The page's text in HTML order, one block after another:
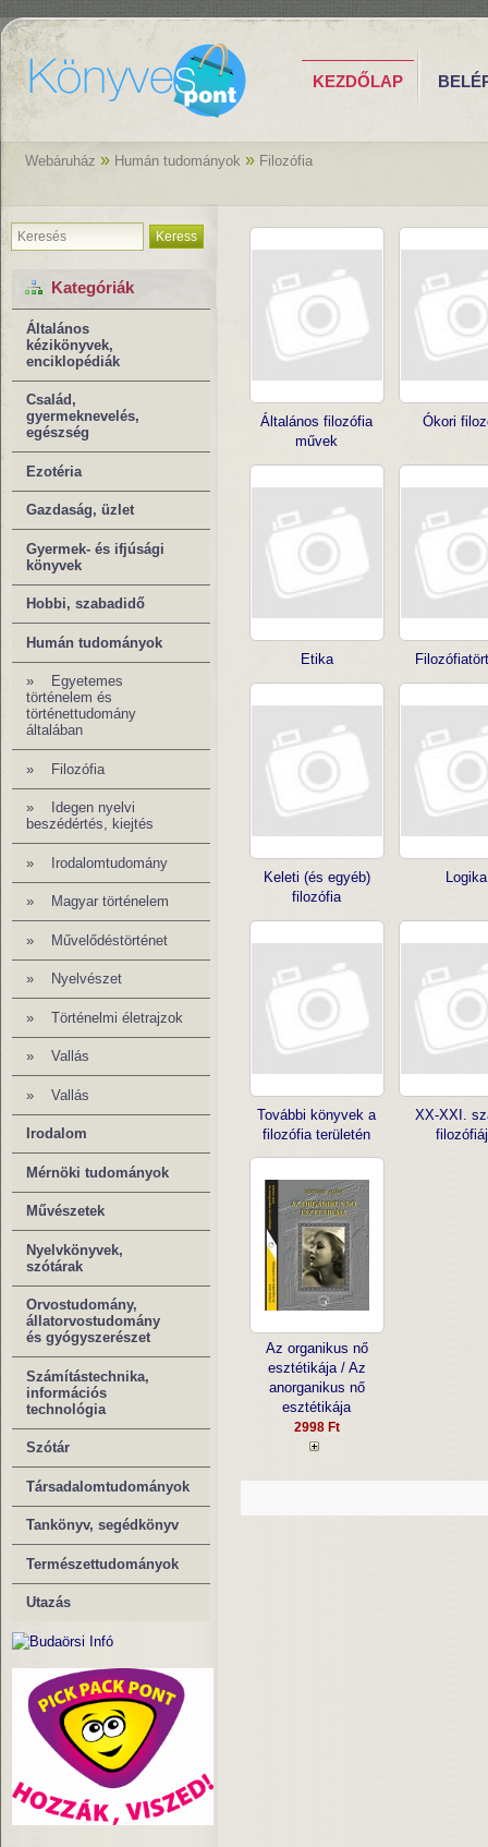
KEZDŐLAP
Webáruház » Humán tudományok » Filozófia
Keress
Kategóriák
Általános
kézikönyvek,
enciklopédiák
Család,
gyermeknevelés,
egészség
Ezotéria
Gazdaság, üzlet
Gyermek- és ifjúsági
könyvek
Hobbi, szabadidő
Humán tudományok
»
Egyetemes
történelem és
történettudomány
általában
» Filozófia
» Idegen nyelvi
beszédértés, kiejtés
» Irodalomtudomány
» Magyar történelem
» Művelődéstörténet
» Nyelvészet
» Történelmi életrajzok
» Vallás
» Vallás
Irodalom
Mérnöki tudományok
Művészetek
Nyelvkönyvek,
szótárak
Orvostudomány,
állatorvostudomány
és gyógyszerészet
Számítástechnika,
információs
technológia
Szótár
Társadalomtudományok
Tankönyv, segédkönyv
Természettudományok
Utazás
Általános filozófia
művek
Ókori
Etika
Keleti (és egyéb)
filozófia
Logika
További könyvek a
filozófia területén
XX-XXI.
Az organikus nő
esztétikája / Az
anorganikus nő
esztétikája
2998 Ft